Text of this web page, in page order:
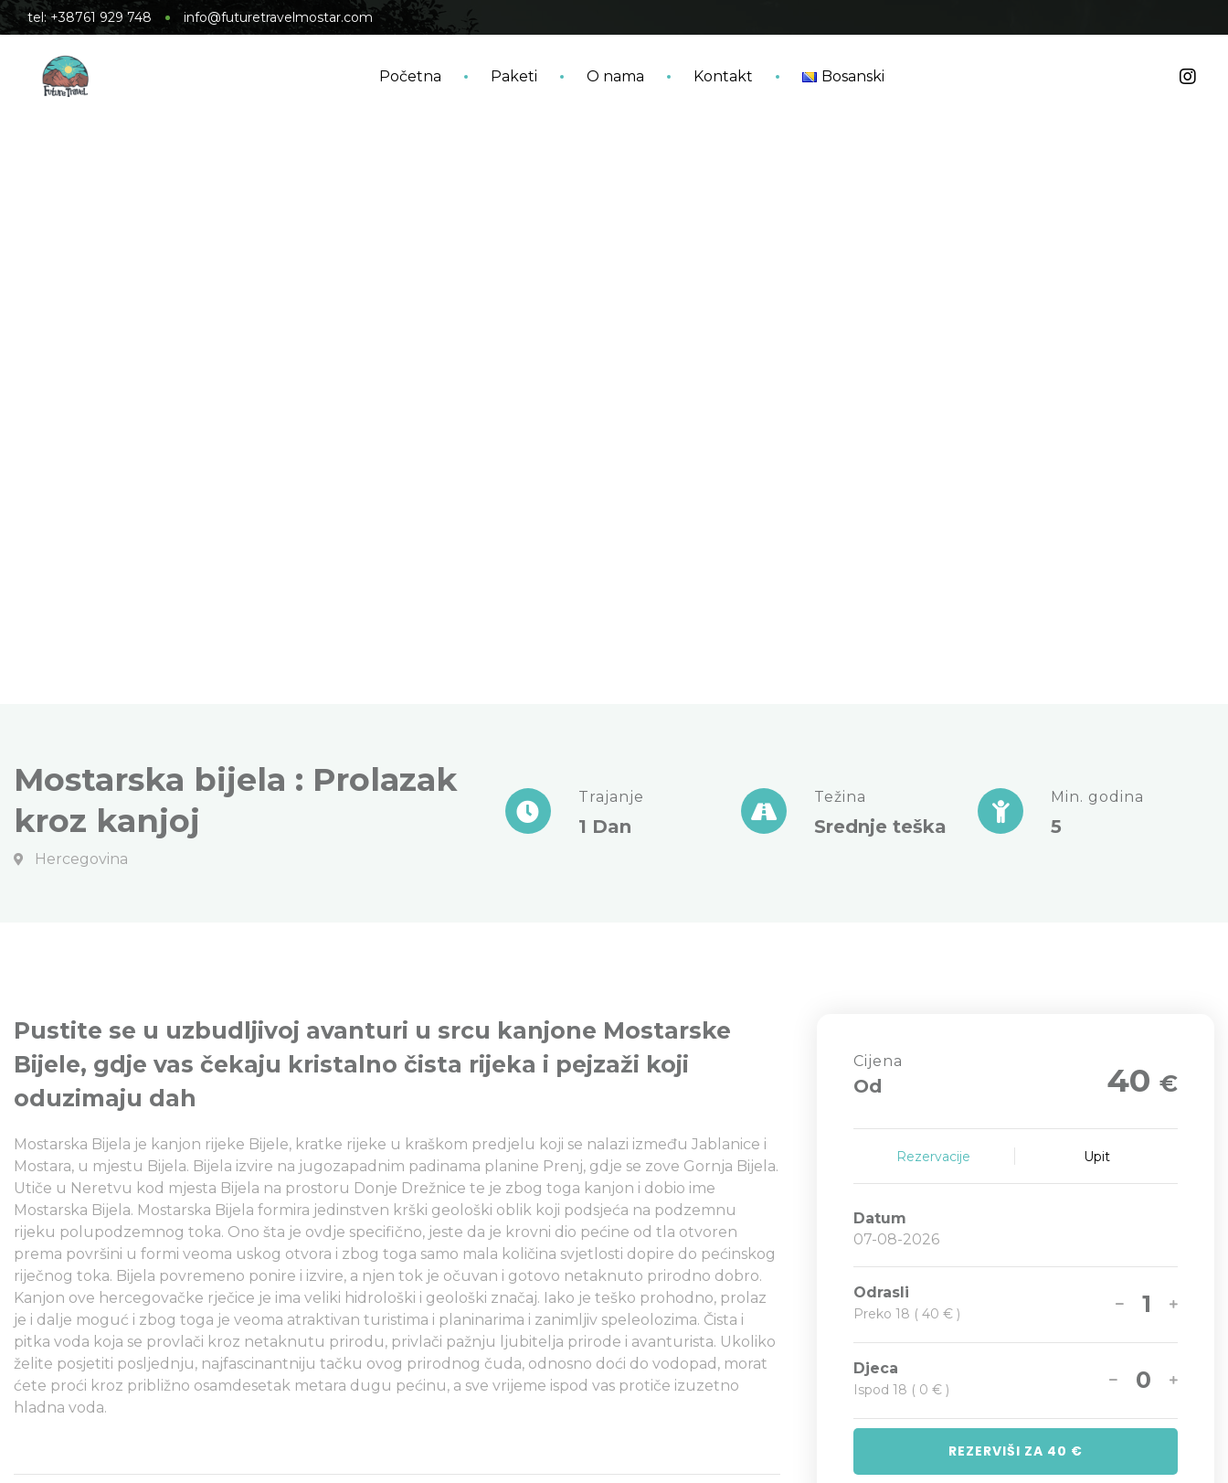
tel: +38761 929 748 info@futuretravelmostar.com
Početna Paketi O nama Kontakt Bosanski
Mostarska bijela : Prolazak
kroz kanjoj
Hercegovina
Trajanje
1 Dan
Težina
Srednje teška
Min. godina
5
Pustite se u uzbudljivoj avanturi u srcu kanjone Mostarske
Bijele, gdje vas čekaju kristalno čista rijeka i pejzaži koji
oduzimaju dah
Mostarska Bijela je kanjon rijeke Bijele, kratke rijeke u kraškom predjelu koji se nalazi između Jablanice i
Mostara, u mjestu Bijela. Bijela izvire na jugozapadnim padinama planine Prenj, gdje se zove Gornja Bijela.
Utiče u Neretvu kod mjesta Bijela na prostoru Donje Drežnice te je zbog toga kanjon i dobio ime
Mostarska Bijela. Mostarska Bijela formira jedinstven krški geološki oblik koji podsjeća na podzemnu
rijeku polupodzemnog toka. Ono šta je ovdje specifično, jeste da je krovni dio pećine od tla otvoren
prema površini u formi veoma uskog otvora i zbog toga samo mala količina svjetlosti dopire do pećinskog
riječnog toka. Bijela povremeno ponire i izvire, a njen tok je očuvan i gotovo netaknuto prirodno dobro.
Kanjon ove hercegovačke rječice je ima veliki hidrološki i geološki značaj. Iako je teško prohodno, prolaz
je i dalje moguć i zbog toga je veoma atraktivan turistima i planinarima i zanimljiv speleolozima. Čista i
pitka voda koja se provlači kroz netaknutu prirodu, privlači pažnju ljubitelja prirode i avanturista. Ukoliko
želite posjetiti posljednju, najfascinantniju tačku ovog prirodnog čuda, odnosno doći do vodopad, morat
ćete proći kroz približno osamdesetak metara dugu pećinu, a sve vrijeme ispod vas protiče izuzetno
hladna voda.
Cijena
Od 40 €
Rezervacije Upit
Datum
Odrasli
Preko 18 ( 40 € ) 1
Djeca
Ispod 18 ( 0 € ) 0
REZERVIŠI ZA 40 €